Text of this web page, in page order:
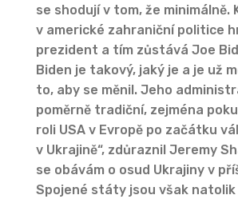
se shodují v tom, že minimálně.
v americké zahraniční politice
prezident a tím zůstává Joe
Biden je takový, jaký je a je už
to, aby se měnil. Jeho
poměrně tradiční, zejména
roli USA v Evropě po začátku
v Ukrajině“, zdůraznil Jeremy
se obávám o osud Ukrajiny v
Spojené státy jsou však natolik